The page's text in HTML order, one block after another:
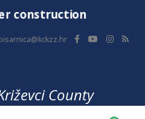
construction
County